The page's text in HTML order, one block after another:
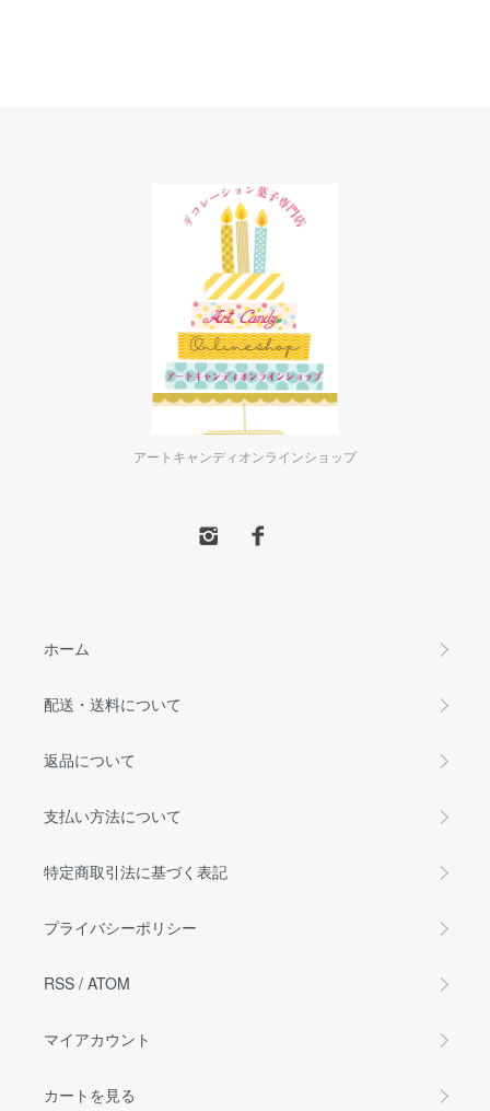
アートキャンディオンラインショップ
ホーム
配送・送料について
返品について
支払い方法について
特定商取引法に基づく表記
プライバシーポリシー
RSS / ATOM
マイアカウント
カートを見る